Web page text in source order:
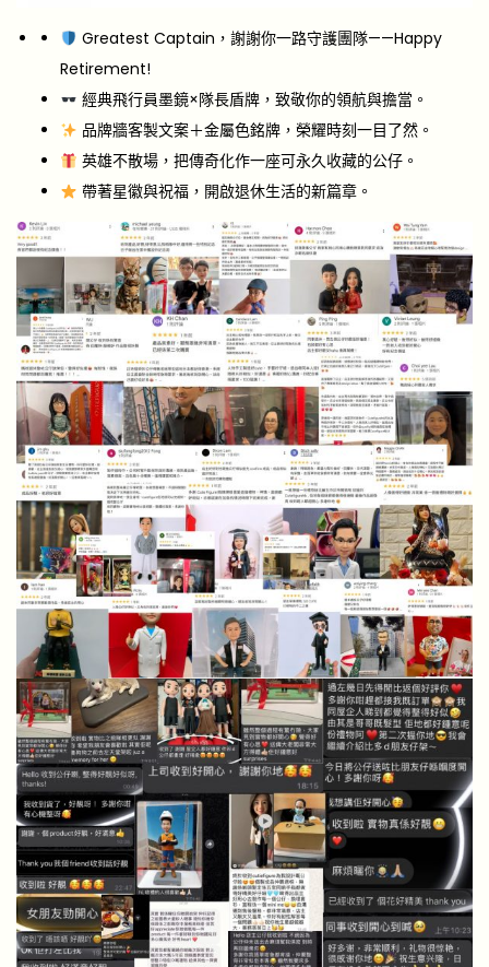
Greatest Captain，謝謝你一路守護團隊——Happy
Retirement!
經典飛行員墨鏡×隊長盾牌，致敬你的領航與擔當。
品牌牆客製文案＋金屬色銘牌，榮耀時刻一目了然。
英雄不散場，把傳奇化作一座可永久收藏的公仔。
帶著星徽與祝福，開啟退休生活的新篇章。